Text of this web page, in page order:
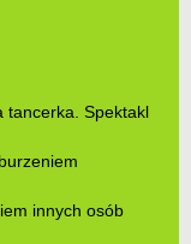
tancerka. Spektakl
innych osób